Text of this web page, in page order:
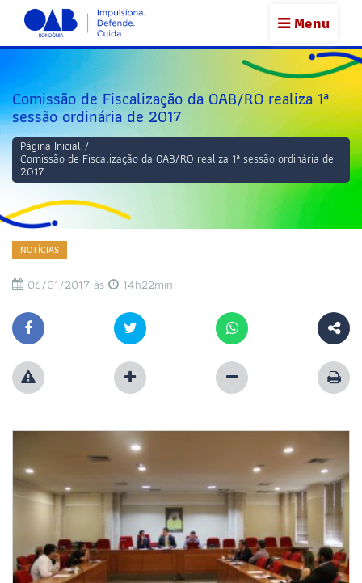
Menu
Comissão de Fiscalização da OAB/RO realiza 1ª
sessão ordinária de 2017
Página Inicial /
Comissão de Fiscalização da OAB/RO realiza 1ª sessão ordinária de
2017
NOTÍCIAS
06/01/2017 às 14h22min